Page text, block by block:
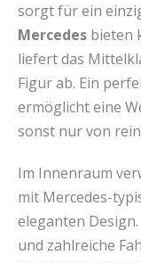
sorgt für ein
Mercedes bieten
liefert das
Figur ab. Ein
ermöglicht eine
sonst nur von
Im Innenraum
mit Mercedes-
eleganten
und zahlreiche